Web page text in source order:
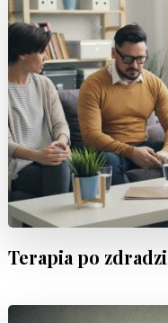
Terapia po